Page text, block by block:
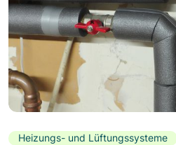
Heizungs- und Lüftungssysteme